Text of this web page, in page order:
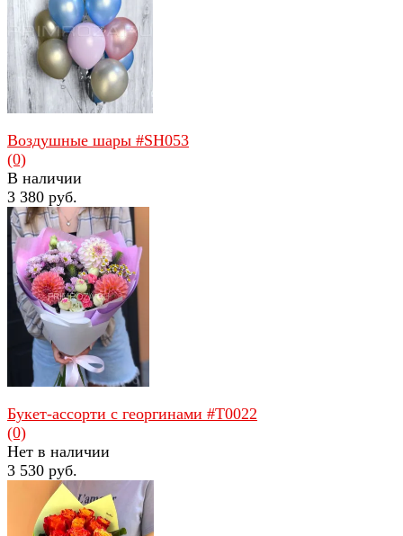
избранное сравнить
избранное сравнить
Воздушные шары #SH053
(0)
В наличии
3 380 руб.
Букет-ассорти с георгинами #Т0022
(0)
Нет в наличии
3 530 руб.